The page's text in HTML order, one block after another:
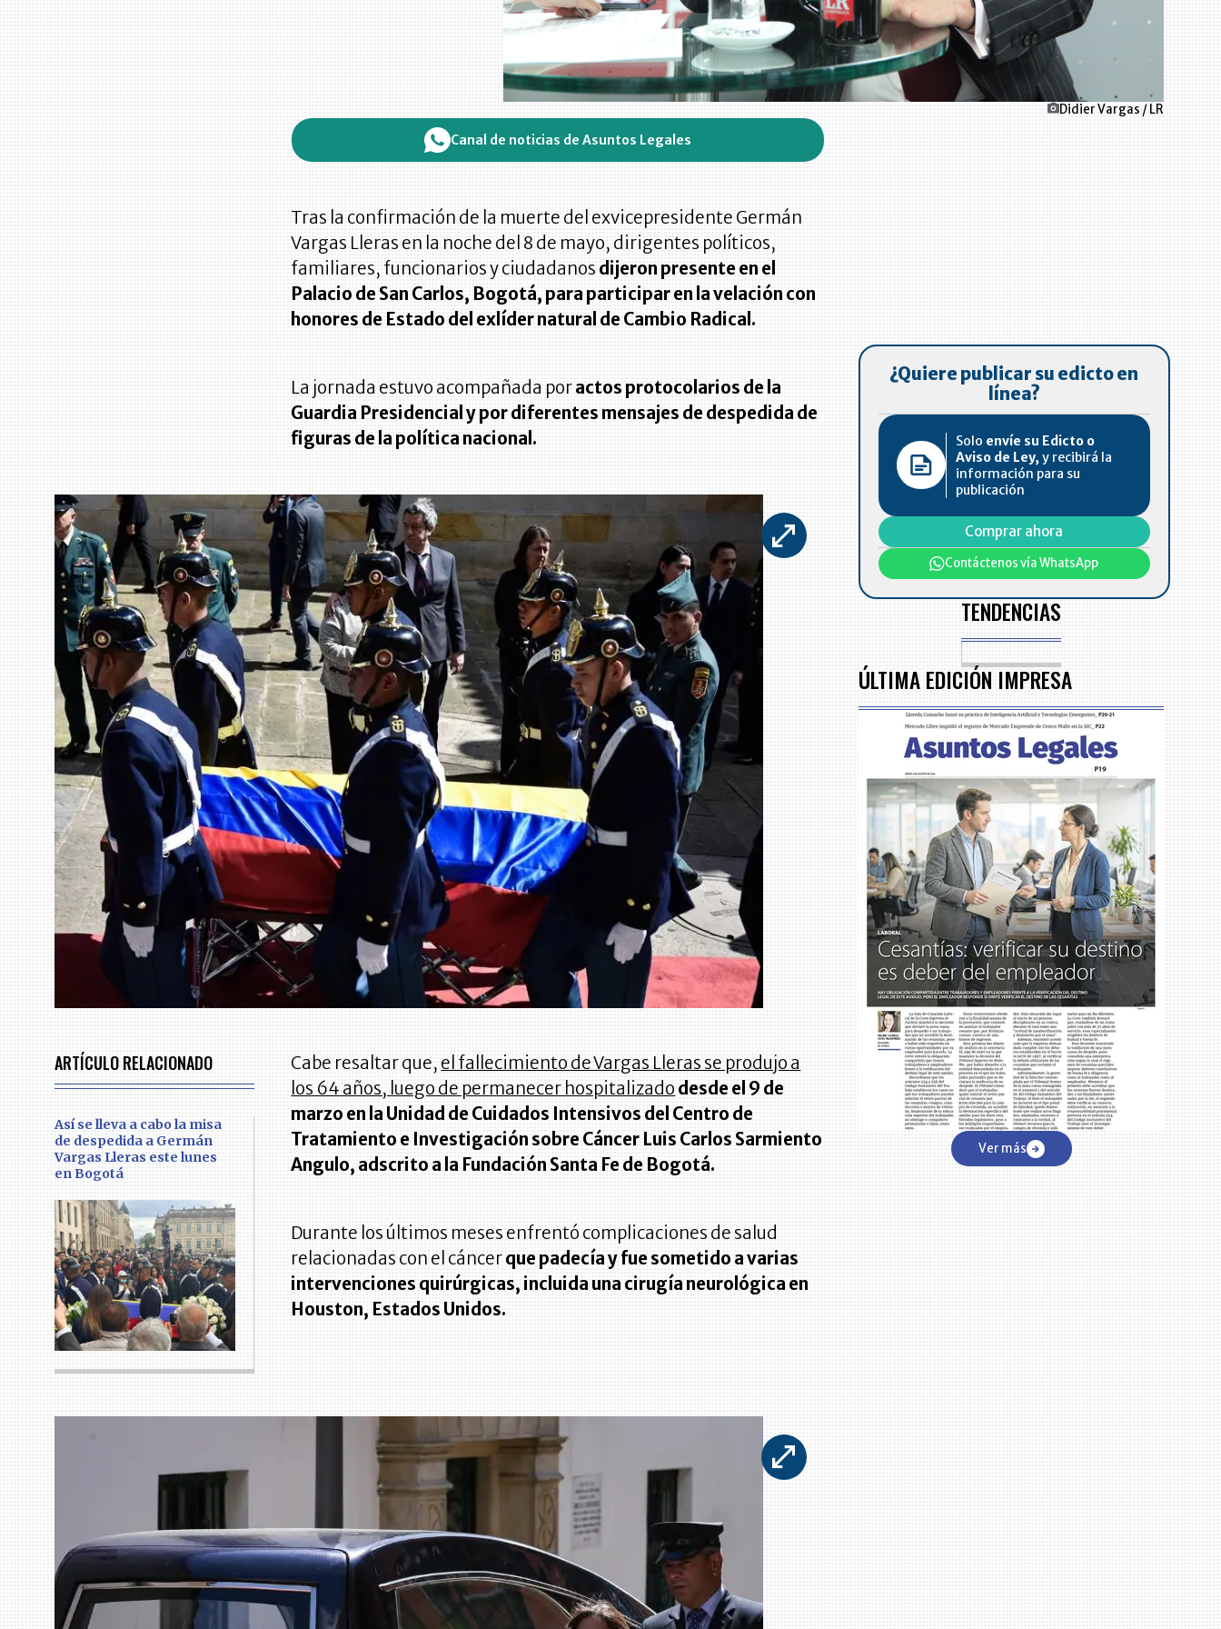
Didier Vargas / LR
Canal de noticias de Asuntos Legales
Tras la confirmación de la muerte del exvicepresidente Germán
Vargas Lleras en la noche del 8 de mayo, dirigentes políticos,
familiares, funcionarios y ciudadanos dijeron presente en el
Palacio de San Carlos, Bogotá, para participar en la velación con
honores de Estado del exlíder natural de Cambio Radical.
La jornada estuvo acompañada poractos protocolarios de la
Guardia Presidencial y por diferentes mensajes de despedida de
figuras de la política nacional.
ARTÍCULO RELACIONADO
Así se lleva a cabo la misa
de despedida a Germán
Vargas Lleras este lunes
en Bogotá
Cabe resaltar que, el fallecimiento de Vargas Lleras se produjo a
los 64 años, luego de permanecer hospitalizado desde el 9 de
marzo en la Unidad de Cuidados Intensivos del Centro de
Tratamiento e Investigación sobre Cáncer Luis Carlos Sarmiento
Angulo, adscrito a la Fundación Santa Fe de Bogotá.
Durante los últimos meses enfrentó complicaciones de salud
relacionadas con el cáncerque padecía y fue sometido a varias
intervenciones quirúrgicas, incluida una cirugía neurológica en
Houston, Estados Unidos.
¿Quiere publicar su edicto en
línea?
Solo envíe su Edicto o
Aviso de Ley, y recibirá la
información para su
publicación
Comprar ahora
Contáctenos vía WhatsApp
TENDENCIAS
ÚLTIMA EDICIÓN IMPRESA
Ver más